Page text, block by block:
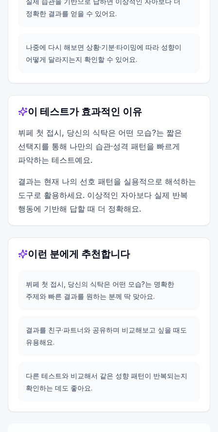
정확한 결과를 얻을 수 있어요.
나중에 다시 해보면 상황·기분·타이밍에 따라 성향이
어떻게 달라지는지 확인할 수 있어요.
이 테스트가 효과적인 이유
뷔페 첫 접시, 당신의 식탁은 어떤 모습?는 짧은
선택지를 통해 나만의 습관·성격 패턴을 빠르게
파악하는 테스트예요.
결과는 현재 나의 선호 패턴을 실용적으로 해석하는
도구로 활용하세요. 이상적인 자아보다 실제 반복
행동에 기반해 답할 때 더 정확해요.
이런 분에게 추천합니다
뷔페 첫 접시, 당신의 식탁은 어떤 모습?는 명확한
주제와 빠른 결과를 원하는 분께 딱 맞아요.
결과를 친구·파트너와 공유하며 비교해보고 싶을 때도
유용해요.
다른 테스트와 비교해서 같은 성향 패턴이 반복되는지
확인하는 데도 좋아요.